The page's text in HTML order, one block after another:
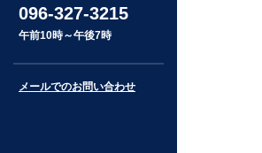
096-327-3215
午前10時～午後7時
メールでのお問い合わせ